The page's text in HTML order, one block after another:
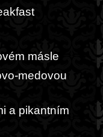
másle
medovou
a pikantním